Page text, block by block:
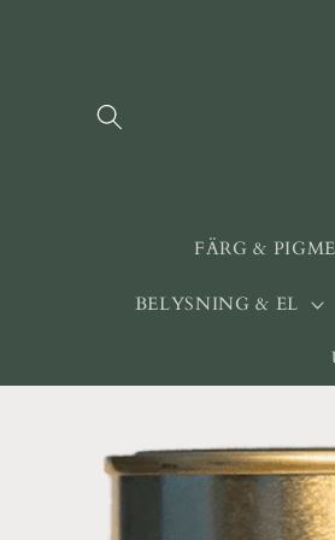
FÄRG &
BELYSNING & EL
Gå vidare till
produktinformation